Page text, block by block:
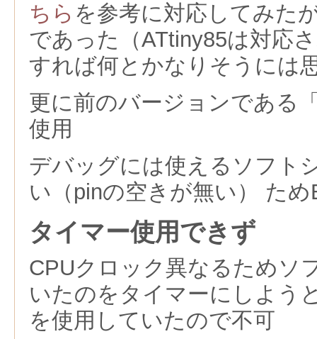
ちら を参考に対応してみた
であった（ATtiny85は対応
すれば何とかなりそうには
更に前のバージョンである
使用
デバッグには使えるソフト
い（pinの空きが無い） た
タイマー使用できず
CPUクロック異なるためソ
いたのをタイマーにしよう
を使用していたので不可